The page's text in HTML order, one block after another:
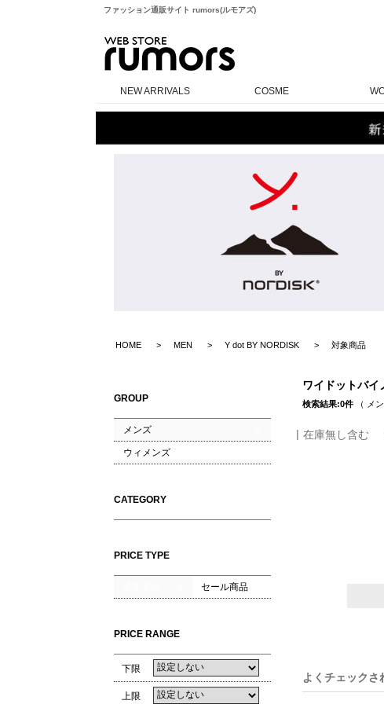
ファッション通販サイト rumors(ルモアズ)
NEW ARRIVALS COSME
HOME MEN Y dot BY NORDISK 対象商品
GROUP
メンズ
ウィメンズ
CATEGORY
PRICE TYPE
セール商品
PRICE RANGE
下限
上限
ワイドットバ
検索結果:0件（ メ
在庫無し含む
よくチェックさ